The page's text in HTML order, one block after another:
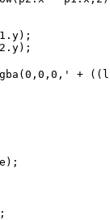
y);
y);
+